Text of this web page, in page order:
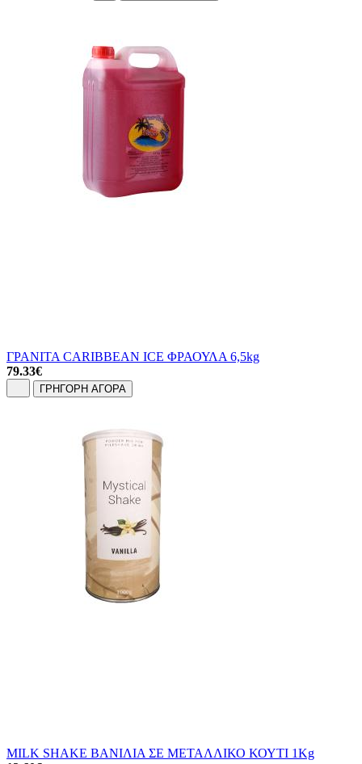
ΓΡΑΝΙΤΑ CARIBBEAN ICE ΦΡΑΟΥΛΑ 6,5kg
79.33€
ΓΡΗΓΟΡΗ ΑΓΟΡΑ
MILK SHAKE ΒΑΝΙΛΙΑ ΣΕ ΜΕΤΑΛΛΙΚΟ ΚΟΥΤΙ 1Kg